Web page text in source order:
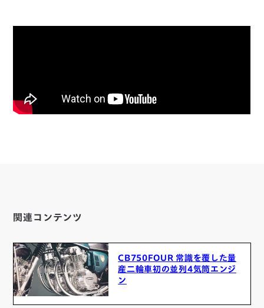
関連コンテンツ
CB750FOUR 常識を覆した量
産二輪車初の並列4気筒エンジ
ン